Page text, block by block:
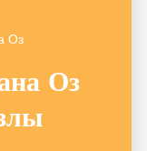
Оз
Оз